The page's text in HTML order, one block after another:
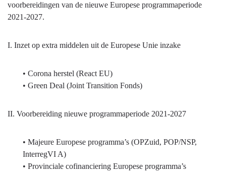
wat
bereiken?
voorbereidingen van de nieuwe Europese programmaperiode
2021-2027.
I. Inzet op extra middelen uit de Europese Unie inzake
• Corona herstel (React EU)
• Green Deal (Joint Transition Fonds)
II. Voorbereiding nieuwe programmaperiode 2021-2027
• Majeure Europese programma’s (OPZuid, POP/NSP,
InterregVI A)
• Provinciale cofinanciering Europese programma’s